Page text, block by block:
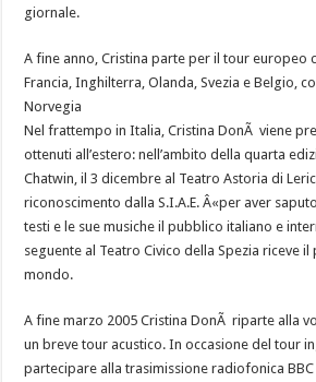
giornale.
A fine anno, Cristina parte per il tour europeo
Francia, Inghilterra, Olanda, Svezia e Belgio,
Norvegia
Nel frattempo in Italia, Cristina DonÃ viene
ottenuti all’estero: nell’ambito della quarta
Chatwin, il 3 dicembre al Teatro Astoria di
riconoscimento dalla S.I.A.E. Â«per aver
testi e le sue musiche il pubblico italiano e
seguente al Teatro Civico della Spezia riceve
mondo.
A fine marzo 2005 Cristina DonÃ riparte alla
un breve tour acustico. In occasione del tour
partecipare alla trasimissione radiofonica BBC